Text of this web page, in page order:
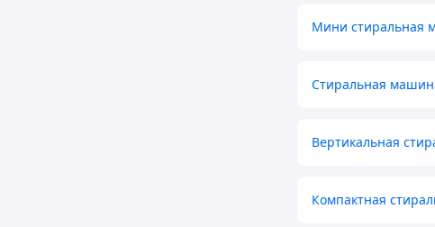
Мини стиральная
Стиральная
Вертикальная
Компактная